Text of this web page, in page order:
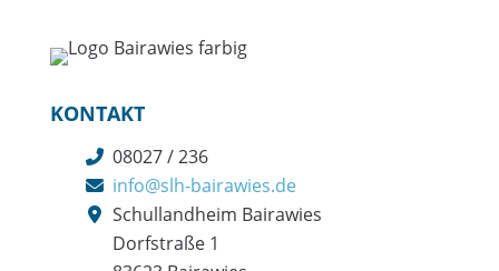
KONTAKT
08027 / 236
info@slh-bairawies.de
Schullandheim Bairawies
Dorfstraße 1